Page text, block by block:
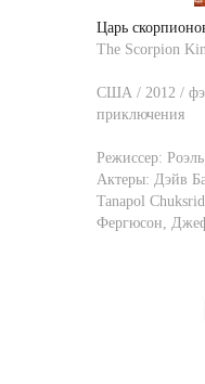
Царь
The Scorpion
США / 2012 /
приключения
Режиссер:
Актеры: Дэйв
Tanapol
Фергюсон,